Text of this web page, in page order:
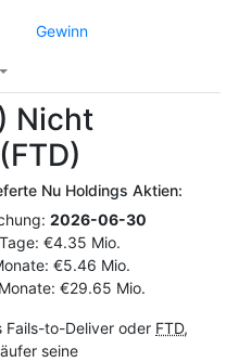
Gewinn
Nicht
Nu Holdings Aktien:
2026-06-30
€4.35 Mio.
€5.46 Mio.
€29.65 Mio.
Fails-to-Deliver oder FTD,
seine